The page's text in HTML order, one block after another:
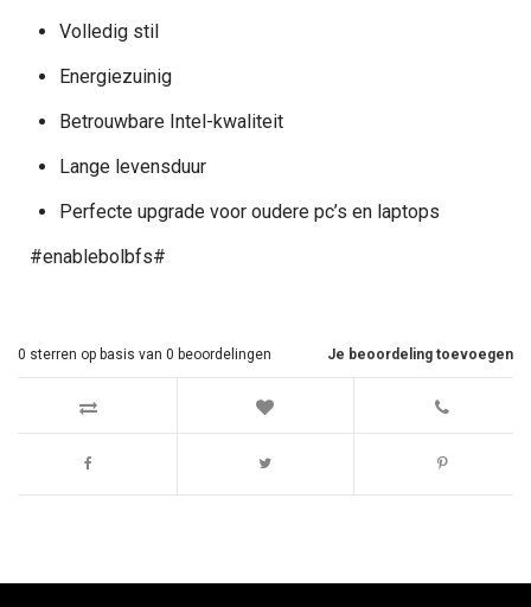
Volledig stil
Energiezuinig
Betrouwbare Intel-kwaliteit
Lange levensduur
Perfecte upgrade voor oudere pc’s en laptops
#enablebolbfs#
Je beoordeling toevoegen
0 sterren op basis van 0 beoordelingen